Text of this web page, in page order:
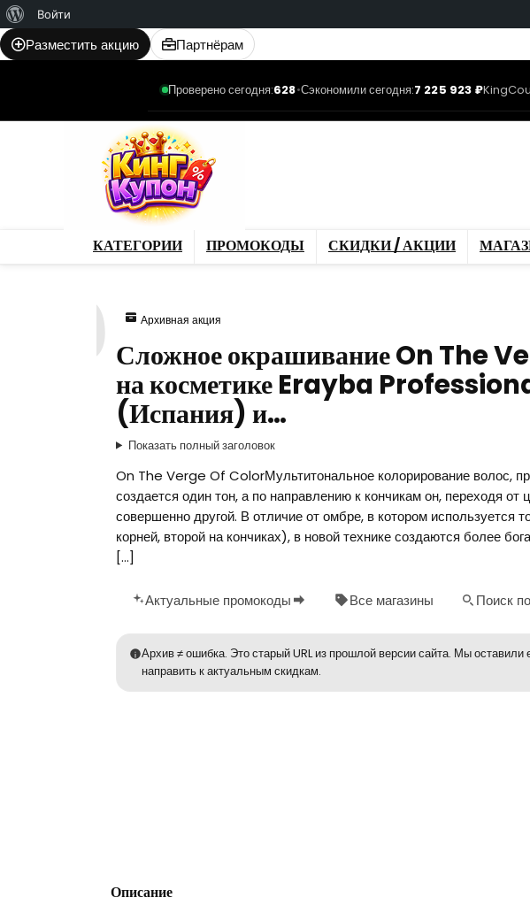
WordPress
Войти
Разместить акцию Партнёрам
Проверено сегодня:628•Сэкономили сегодня:7 225 923 ₽
КАТЕГОРИИ ПРОМОКОДЫ СКИДКИ / АКЦИИ
Архивная акция
Сложное окрашивание On The
на косметике Erayba
(Испания) и…
Показать полный заголовок
On The Verge Of ColorМультитональное колорирование волос,
создается один тон, а по направлению к кончикам он, переходя от
совершенно другой. В отличие от омбре, в котором используется
корней, второй на кончиках), в новой технике создаются более
[…]
Актуальные промокоды Все магазины Поиск
Архив ≠ ошибка. Это старый URL из прошлой версии сайта. Мы оставили
направить к актуальным скидкам.
Описание